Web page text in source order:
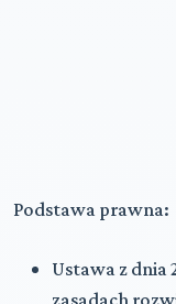
Podstawa prawna:
Ustawa z dnia
zasadach